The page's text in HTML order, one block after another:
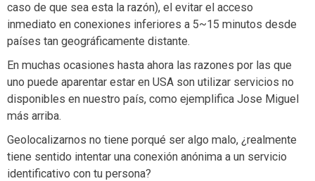
caso de que sea esta la razón), el evitar el acceso
inmediato en conexiones inferiores a 5~15 minutos desde
países tan geográficamente distante.
En muchas ocasiones hasta ahora las razones por las que
uno puede aparentar estar en USA son utilizar servicios no
disponibles en nuestro país, como ejemplifica Jose Miguel
más arriba.
Geolocalizarnos no tiene porqué ser algo malo, ¿realmente
tiene sentido intentar una conexión anónima a un servicio
identificativo con tu persona?